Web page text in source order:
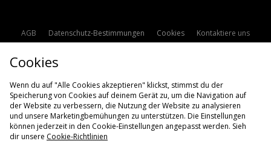
AGB Datenschutz-Bestimmungen Cookies
Kontaktiere uns
Cookies
Wenn du auf "Alle Cookies akzeptieren" klickst, stimmst du der
Speicherung von Cookies auf deinem Gerät zu, um die Navigation auf
der Website zu verbessern, die Nutzung der Website zu analysieren
und unsere Marketingbemühungen zu unterstützen. Die Einstellungen
können jederzeit in den Cookie-Einstellungen angepasst werden. Sieh
dir unsere Cookie-Richtlinien